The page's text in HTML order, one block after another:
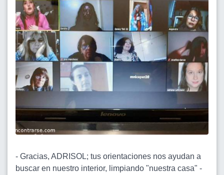
- Gracias, ADRISOL; tus orientaciones nos ayudan a
buscar en nuestro interior, limpiando "nuestra casa" -